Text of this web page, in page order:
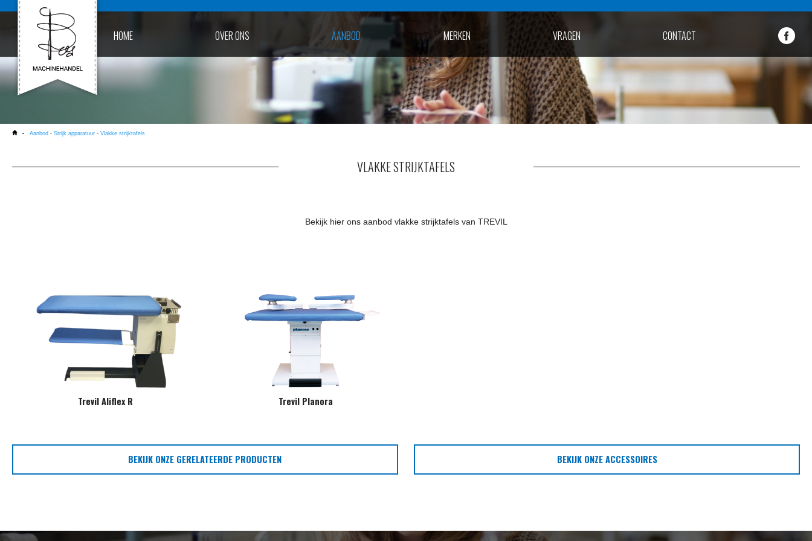
HOME OVER ONS AANBOD MERKEN VRAGEN CONTACT
Aanbod - Strijk apparatuur - Vlakke strijktafels
VLAKKE STRIJKTAFELS
Bekijk hier ons aanbod vlakke strijktafels van TREVIL
Trevil Aliflex R Trevil Planora
BEKIJK ONZE GERELATEERDE PRODUCTEN BEKIJK ONZE ACCESSOIRES